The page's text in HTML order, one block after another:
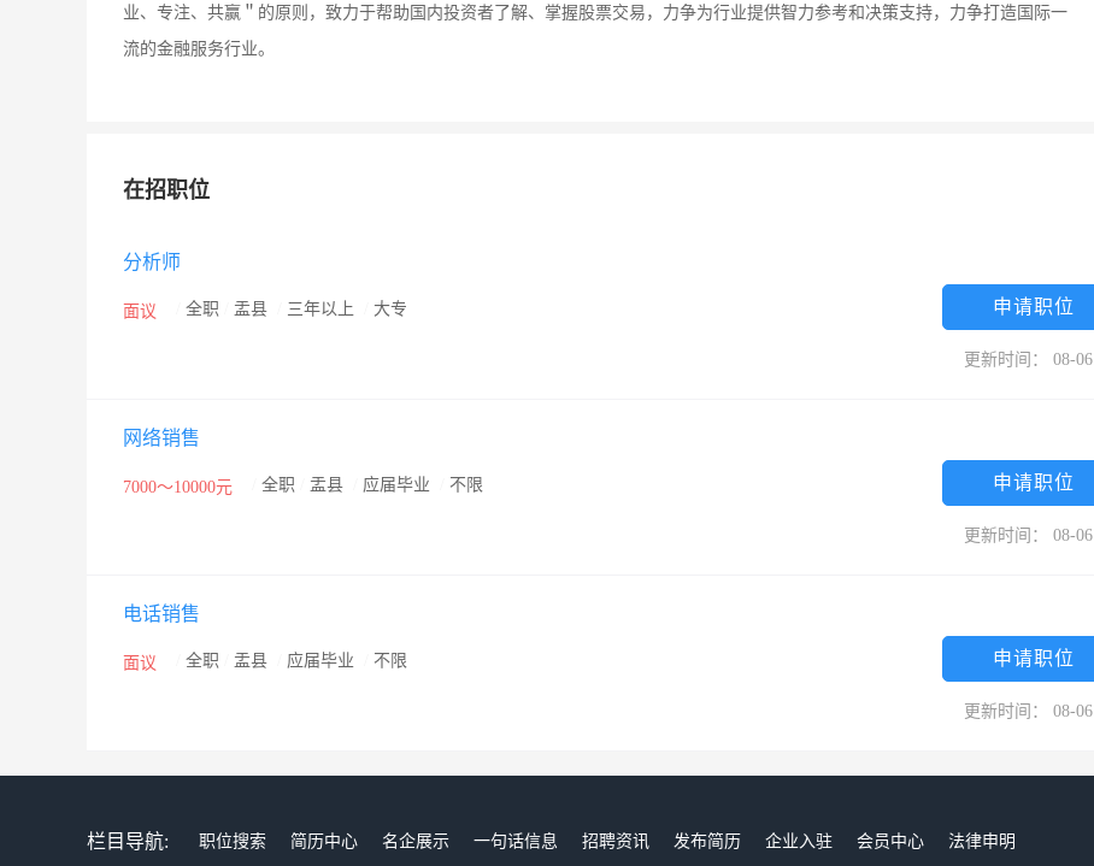
业、专注、共赢＂的原则，致力于帮助国内投资者了解、掌握股票交易，力争为行业提供智力参考和决策支持，力争打造国际一
流的金融服务行业。
在招职位
分析师
面议 全职 盂县 三年以上 大专 申请职位
更新时间： 08-06
网络销售
7000～10000元 全职 盂县 应届毕业 不限 申请职位
更新时间： 08-06
电话销售
面议 全职 盂县 应届毕业 不限 申请职位
更新时间： 08-06
栏目导航: 职位搜索 简历中心 名企展示 一句话信息 招聘资讯 发布简历 企业入驻 会员中心 法律申明